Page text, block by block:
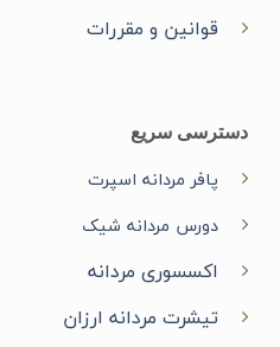
قوانین و مقررات
دسترسی سریع
پافر مردانه اسپرت
دورس مردانه شیک
اکسسوری مردانه
تیشرت مردانه ارزان